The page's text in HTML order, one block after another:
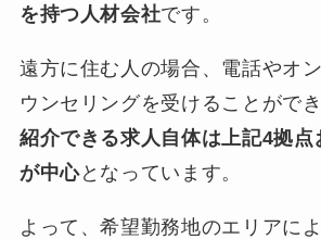
を持つ人材会社です。
遠方に住む人の場合、電話やオ
ウンセリングを受けることがで
紹介できる求人自体は上記4拠点
が中心となっています。
よって、希望勤務地のエリアに